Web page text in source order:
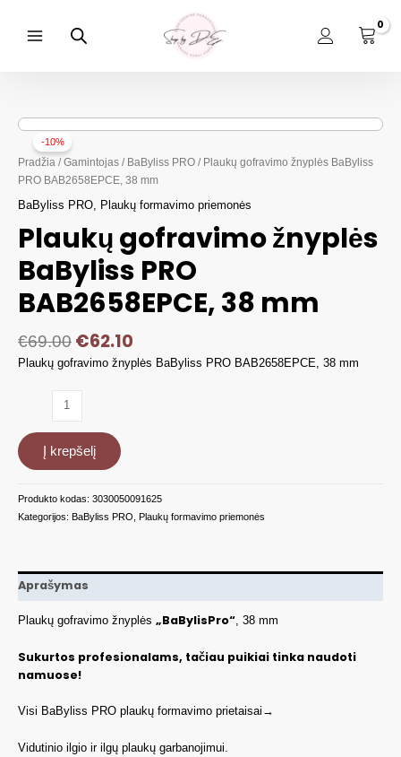
turinio
-10%
Pradžia /Gamintojas / BaByliss PRO / Plaukų gofravimo žnyplės BaByliss
PRO BAB2658EPCE, 38 mm
BaByliss PRO, Plaukų formavimo priemonės
Plaukų gofravimo žnyplės
BaByliss PRO
BAB2658EPCE, 38 mm
€69.00 €62.10
Plaukų gofravimo žnyplės BaByliss PRO BAB2658EPCE, 38 mm
Plaukų
gofravimo
žnyplės
PRO
BAB2658EPCE,
Į krepšelį
Produkto kodas: 3030050091625
Kategorijos: BaByliss PRO Plaukų formavimo priemonės
Aprašymas
Plaukų gofravimo žnyplės „BaBylisPro“, 38 mm
Sukurtos profesionalams, tačiau puikiai tinka naudoti
namuose!
Visi BaByliss PRO plaukų formavimo prietaisai→
Vidutinio ilgio ir ilgų plaukų garbanojimui.